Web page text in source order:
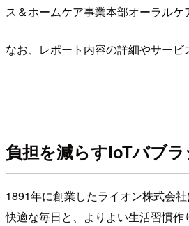
ス＆ホームケア事業本部オーラル
なお、レポート内容の詳細やサー
負担を減らすIoTバブラ
1891年に創業したライオン株式会
快適な毎日と、よりよい生活習慣